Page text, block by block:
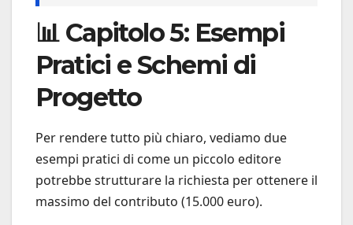
📊 Capitolo 5: Esempi
Pratici e Schemi di
Progetto
Per rendere tutto più chiaro, vediamo due
esempi pratici di come un piccolo editore
potrebbe strutturare la richiesta per ottenere il
massimo del contributo (15.000 euro).